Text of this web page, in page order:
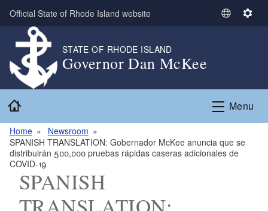
Skip to main content
Official State of Rhode Island website
S
t
L
g
u
S
n
g
STATE OF RHODE ISLAND
Governor Dan McKee
Menu
Home
Newsroom
SPANISH TRANSLATION: Gobernador McKee anuncia que se
distribuirán 500,000 pruebas rápidas caseras adicionales de
COVID-19
SPANISH